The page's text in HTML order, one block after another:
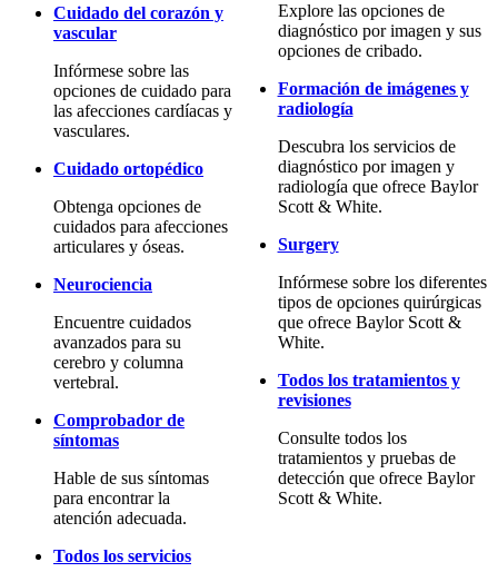
Cuidado del corazón y
vascular
Infórmese sobre las
opciones de cuidado para
las afecciones cardíacas y
vasculares.
Cuidado ortopédico
Obtenga opciones de
cuidados para afecciones
articulares y óseas.
Neurociencia
Encuentre cuidados
avanzados para su
cerebro y columna
vertebral.
Comprobador de
síntomas
Hable de sus síntomas
para encontrar la
atención adecuada.
Todos los servicios
Explore las opciones de
diagnóstico por imagen y sus
opciones de cribado.
Formación de imágenes y
radiología
Descubra los servicios de
diagnóstico por imagen y
radiología que ofrece Baylor
Scott & White.
Surgery
Infórmese sobre los diferentes
tipos de opciones quirúrgicas
que ofrece Baylor Scott &
White.
Todos los tratamientos y
revisiones
Consulte todos los
tratamientos y pruebas de
detección que ofrece Baylor
Scott & White.